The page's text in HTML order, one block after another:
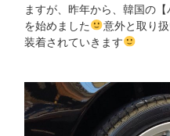
ますが、昨年から、韓国の
を始めました
意外と取り
装着されていきます